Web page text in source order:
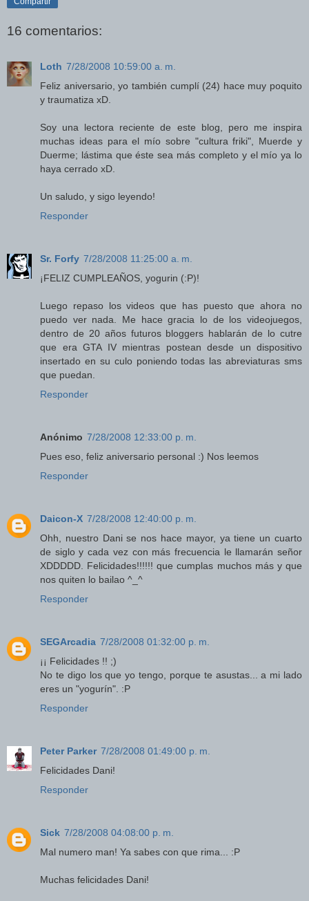
16 comentarios:
Loth 7/28/2008 10:59:00 a. m.
Feliz aniversario, yo también cumplí (24) hace muy poquito
y traumatiza xD.
Soy una lectora reciente de este blog, pero me inspira
muchas ideas para el mío sobre "cultura friki", Muerde y
Duerme; lástima que éste sea más completo y el mío ya lo
haya cerrado xD.
Un saludo, y sigo leyendo!
Responder
Sr. Forfy 7/28/2008 11:25:00 a. m.
¡FELIZ CUMPLEAÑOS, yogurin (:P)!
Luego repaso los videos que has puesto que ahora no
puedo ver nada. Me hace gracia lo de los videojuegos,
dentro de 20 años futuros bloggers hablarán de lo cutre
que era GTA IV mientras postean desde un dispositivo
insertado en su culo poniendo todas las abreviaturas sms
que puedan.
Responder
Anónimo 7/28/2008 12:33:00 p. m.
Pues eso, feliz aniversario personal :) Nos leemos
Responder
Daicon-X 7/28/2008 12:40:00 p. m.
Ohh, nuestro Dani se nos hace mayor, ya tiene un cuarto
de siglo y cada vez con más frecuencia le llamarán señor
XDDDDD. Felicidades!!!!!! que cumplas muchos más y que
nos quiten lo bailao ^_^
Responder
SEGArcadia 7/28/2008 01:32:00 p. m.
¡¡ Felicidades !! ;)
No te digo los que yo tengo, porque te asustas... a mi lado
eres un "yogurín". :P
Responder
Peter Parker 7/28/2008 01:49:00 p. m.
Felicidades Dani!
Responder
Sick 7/28/2008 04:08:00 p. m.
Mal numero man! Ya sabes con que rima... :P
Muchas felicidades Dani!